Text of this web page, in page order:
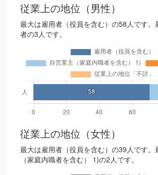
従業上の地位（男性）
最大は雇用者（役員を含む）の58人です。
者の3人です。
従業上の地位（女性）
最大は雇用者（役員を含む）の39人です。
（家庭内職者を含む） 1)の2人です。